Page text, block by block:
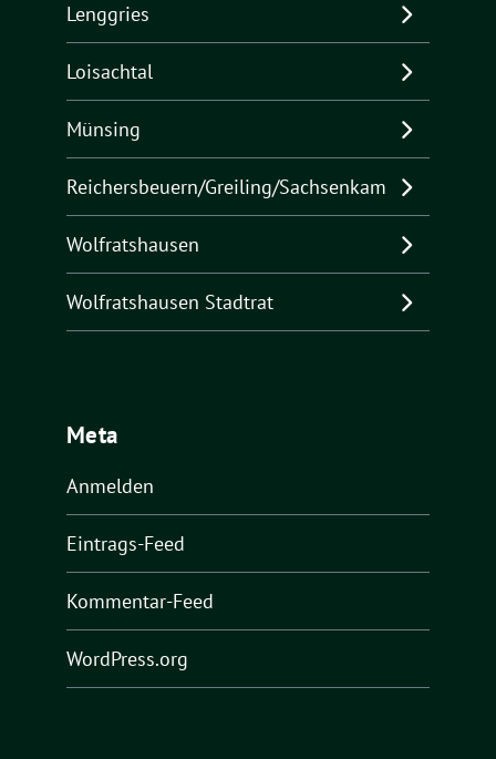
Lenggries
Loisachtal
Münsing
Reichersbeuern/Greiling/Sachsenkam
Wolfratshausen
Wolfratshausen Stadtrat
Meta
Anmelden
Eintrags-Feed
Kommentar-Feed
WordPress.org